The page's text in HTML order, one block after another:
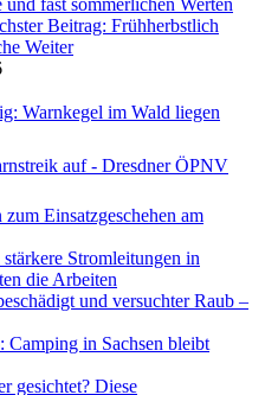
Beitrag: Frühherbstlich
Weiter
Warnkegel im Wald liegen
auf - Dresdner ÖPNV
Einsatzgeschehen am
Stromleitungen in
die Arbeiten
und versuchter Raub –
Camping in Sachsen bleibt
gesichtet? Diese